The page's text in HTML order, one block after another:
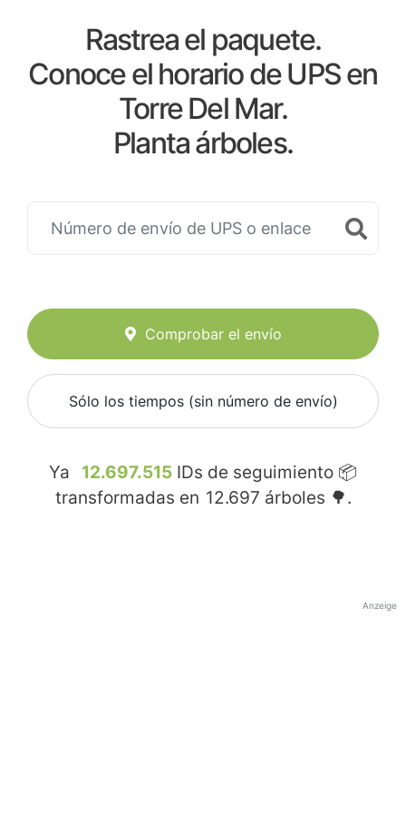
Rastrea el paquete.
Conoce el horario de UPS en
Torre Del Mar.
Planta árboles.
Comprobar el envío
Sólo los tiempos (sin número de envío)
Ya 12.697.515 IDs de seguimiento 📦
transformadas en 12.697 árboles 🌳.
Anzeige